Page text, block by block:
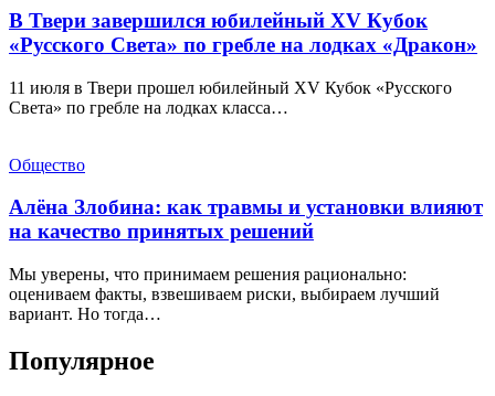
В Твери завершился юбилейный XV Кубок
«Русского Света» по гребле на лодках «Дракон»
11 июля в Твери прошел юбилейный XV Кубок «Русского
Света» по гребле на лодках класса…
Общество
Алёна Злобина: как травмы и установки влияют
на качество принятых решений
Мы уверены, что принимаем решения рационально:
оцениваем факты, взвешиваем риски, выбираем лучший
вариант. Но тогда…
Популярное